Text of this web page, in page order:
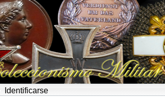
Identificarse